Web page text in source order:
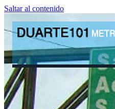
Saltar al contenido